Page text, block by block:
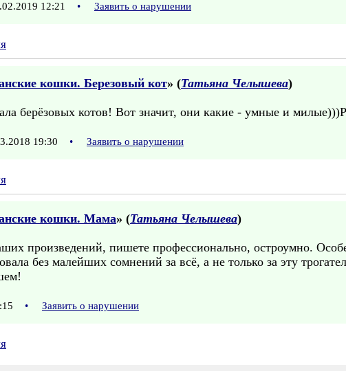
12:21 • Заявить о нарушении
кошки. Березовый кот» (Татьяна Челышева)
берёзовых котов! Вот значит, они какие - умные и
19:30 • Заявить о нарушении
кошки. Мама» (Татьяна Челышева)
произведений, пишете профессионально, остроумно.
без малейших сомнений за всё, а не только за эту
• Заявить о нарушении